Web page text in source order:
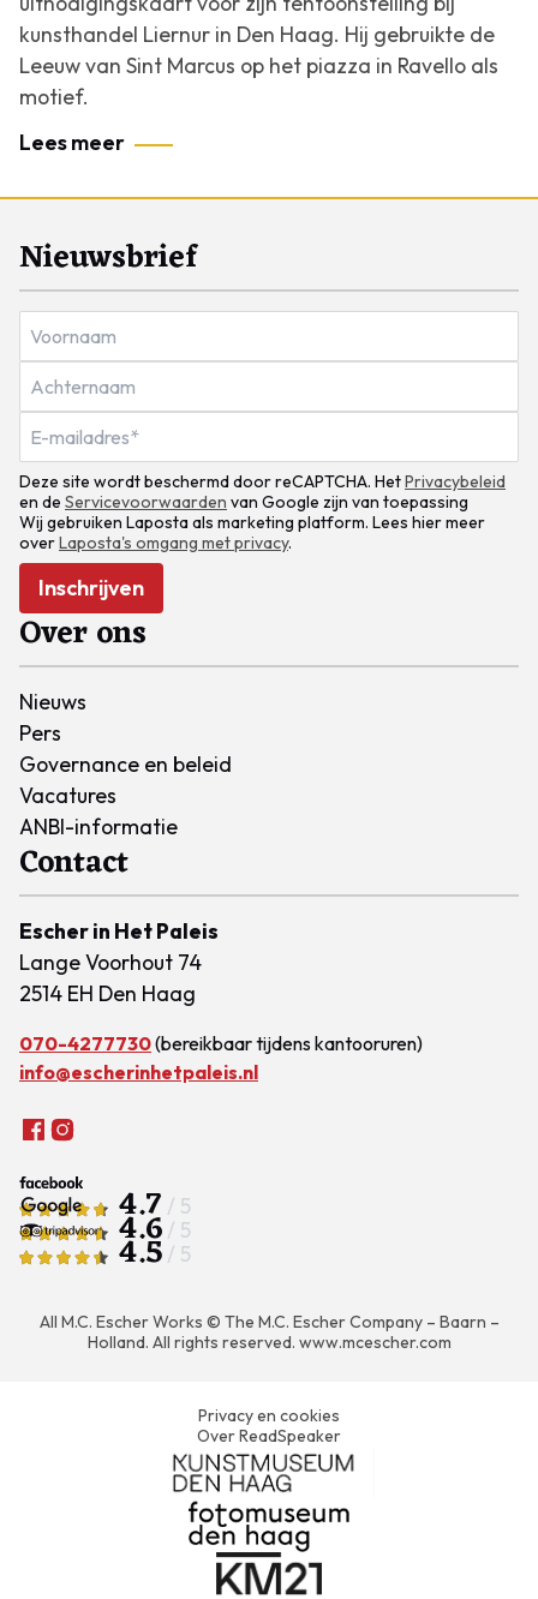
kunsthandel Liernur in Den Haag. Hij gebruikte de
Leeuw van Sint Marcus op het piazza in Ravello als
motief.
Lees meer
Nieuwsbrief
Deze site wordt beschermd door reCAPTCHA. HetPrivacybeleid
en de Servicevoorwaarden van Google zijn van toepassing
Wij gebruiken Laposta als marketing platform. Lees hier meer
overLaposta's omgang met privacy.
Inschrijven
Over ons
Nieuws
Pers
Governance en beleid
Vacatures
ANBI-informatie
Contact
Escher in Het Paleis
Lange Voorhout 74
2514 EH Den Haag
070-4277730(bereikbaar tijdens kantooruren)
info@escherinhetpaleis.nl
4.7 / 5
4.6 / 5
4.5 / 5
All M.C. Escher Works © The M.C. Escher Company – Baarn –
Holland. All rights reserved. www.mcescher.com
Privacy en cookies
Over ReadSpeaker